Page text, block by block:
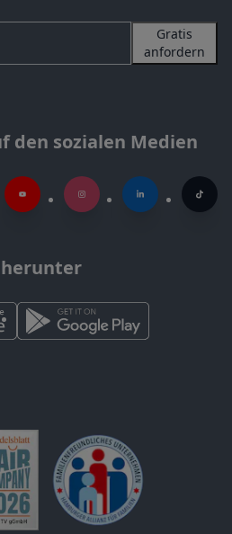
Gratis
anfordern
den sozialen Medien
herunter